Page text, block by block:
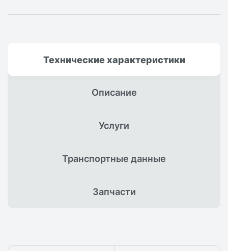
Техническиехарактеристики
Описание
Услуги
Транспортныеданные
Запчасти